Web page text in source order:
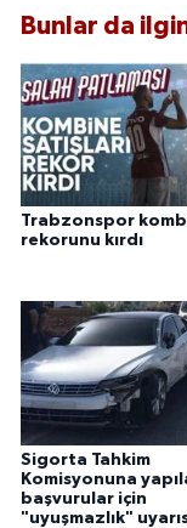
Bunlar da
Trabzonspor
rekorunu kırdı
Sigorta Tahkim
Komisyonuna
başvurular için
"uyuşmazlık"